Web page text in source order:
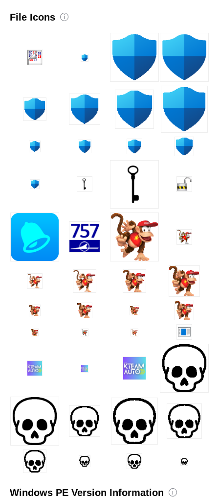
File Icons i
Windows PE Version Information i